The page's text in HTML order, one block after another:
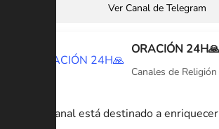
Ver Canal de Telegram
ORACIÓN 24H🙏
Canales de Religión
Este canal está destinado a